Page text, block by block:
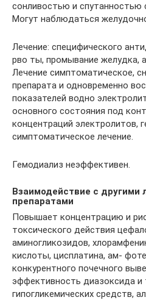
сонливостью и спутанностью
Могут наблюдаться
Лечение: специфического
рво­ ты, промывание желудка,
Лечение симптоматическое,
препарата и одновременно
показателей водно­
основного состояния под
концентраций электролитов,
симптоматическое лечение.
Гемодиализ неэффективен.
Взаимодействие с другими
препаратами
Повышает концентрацию и
токсического действия
аминогликозидов,
кислоты, цисплатина, ам-
конкурентного почечного
эффективность диазоксида
гипогликемических средств,